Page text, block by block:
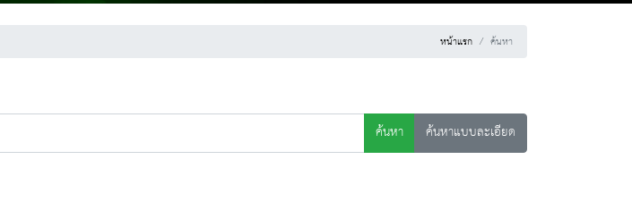
หน้าแรก ค้นหา
ค้นหา
ค้นหาแบบละเอียด